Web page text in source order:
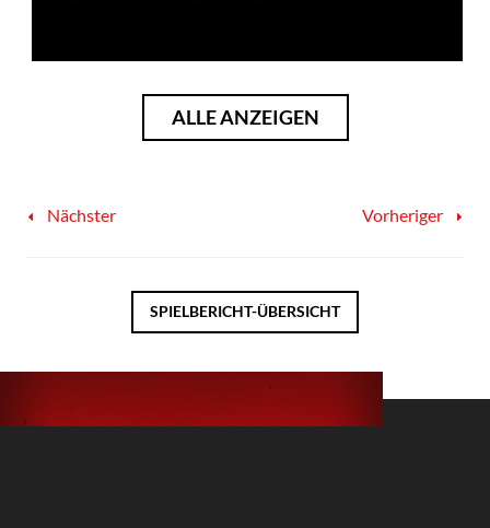
ALLE ANZEIGEN
Nächster Vorheriger
SPIELBERICHT-ÜBERSICHT